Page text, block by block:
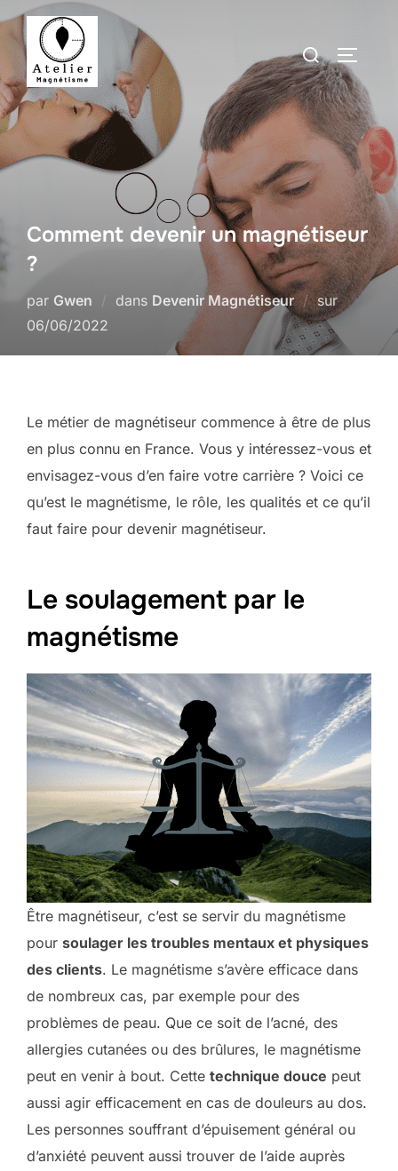
Aller
au
contenu
Rechercher :
Comment devenir un magnétiseur
?
par Gwen dans Devenir Magnétiseur surPublié
06/06/2022
Le métier de magnétiseur commence à être de plus
en plus connu en France. Vous y intéressez-vous et
envisagez-vous d’en faire votre carrière ? Voici ce
qu’est le magnétisme, le rôle, les qualités et ce qu’il
faut faire pour devenir magnétiseur.
Le soulagement par le
magnétisme
Être magnétiseur, c’est se servir du magnétisme
pour soulager les troubles mentaux et physiques
des clients. Le magnétisme s’avère efficace dans
de nombreux cas, par exemple pour des
problèmes de peau. Que ce soit de l’acné, des
allergies cutanées ou des brûlures, le magnétisme
peut en venir à bout. Cette technique douce peut
aussi agir efficacement en cas de douleurs au dos.
Les personnes souffrant d’épuisement général ou
d’anxiété peuvent aussi trouver de l’aide auprès